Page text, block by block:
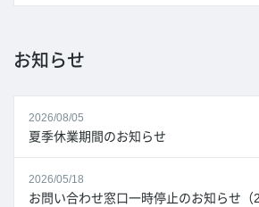
お知らせ
2026/08/05
夏季休業期間のお知らせ
2026/05/18
お問い合わせ窓口一時停止のお知らせ（